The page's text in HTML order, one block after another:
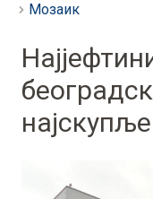
Мозаик